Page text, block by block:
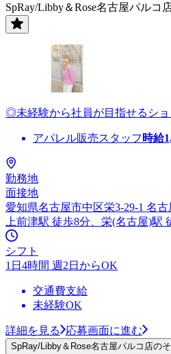
SpRay/Libby＆Rose名古屋パルコ
◎未経験から社員が目指せるシ
アパレル販売スタッフ 時給
勤務地
面接地
愛知県名古屋市中区栄3-29-1 名
上前津駅 徒歩8分、栄(名古屋)駅
シフト
1日4時間 週2日からOK
交通費支給
未経験OK
詳細を見る 応募画面に進む
SpRay/Libby＆Rose名古屋パルコ店の